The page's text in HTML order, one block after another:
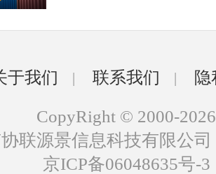
于我们 | 联系我们 |
CopyRight © 2000-2026
联源景信息科技有限公
京ICP备06048635号-3